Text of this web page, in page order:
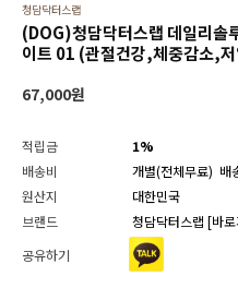
청담닥터스랩
(DOG)청담닥터스랩 데일리솔
이트 01 (관절건강,체중감소,
67,000원
적립금
1%
배송비
개별(전체무료) 배
원산지
대한민국
브랜드
청담닥터스랩 [바
공유하기